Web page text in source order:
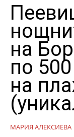
на
по
на
МАРИЯ АЛЕКСИЕВА